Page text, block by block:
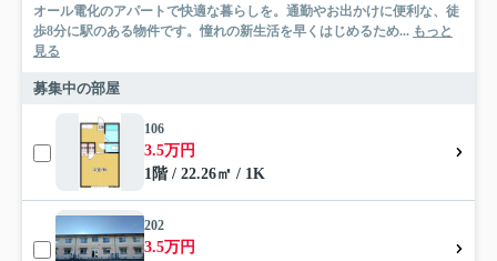
オール電化のアパートで快適な暮らしを。通勤やお出かけに便利な、徒
歩8分に駅のある物件です。憧れの新生活を早くはじめるため... もっと
見る
募集中の部屋
106
3.5万円
1階 / 22.26㎡ / 1K
202
3.5万円